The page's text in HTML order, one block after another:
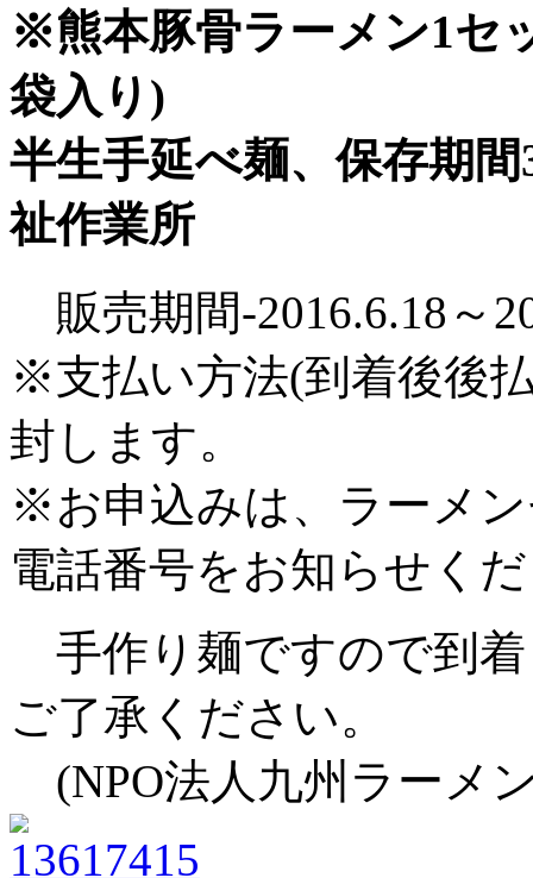
※熊本豚骨ラーメン1セ
袋入り)
半生手延べ麺、保存期
祉作業所
販売期間-2016.6.18～
※支払い方法(到着後後
封します。
※お申込みは、ラーメ
電話番号をお知らせく
手作り麺ですので到着
ご了承ください。
(NPO法人九州ラーメ